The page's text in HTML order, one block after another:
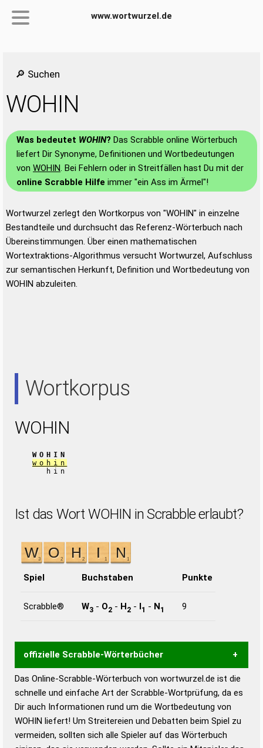
www.wortwurzel.de
🔎 Suchen
WOHIN
Was bedeutet WOHIN? Das Scrabble online Wörterbuch
liefert Dir Synonyme, Definitionen und Wortbedeutungen
von WOHIN. Bei Fehlern oder in Streitfällen hast Du mit der
online Scrabble Hilfe immer "ein Ass im Ärmel"!
Wortwurzel zerlegt den Wortkorpus von "WOHIN" in einzelne
Bestandteile und durchsucht das Referenz-Wörterbuch nach
Übereinstimmungen. Über einen mathematischen
Wortextraktions-Algorithmus versucht Wortwurzel, Aufschluss
zur semantischen Herkunft, Definition und Wortbedeutung von
WOHIN abzuleiten.
Wortkorpus
WOHIN
WOHIN
wohin
hin
Ist das Wort WOHIN in Scrabble erlaubt?
Spiel Buchstaben Punkte
Scrabble® W3 - O2 - H2 - I1 - N1 9
offizielle Scrabble-Wörterbücher
Wortwurzel liefert mit Hilfe eines semantischen
Wortanalyse-Algorithmus gute Anhaltspunkte zu
Wortbedeutung, Worttrennung und Wortform, um die
Gültigkeit eines Wortes für das Scrabble-Spiel zu
bestimmen!
zugelassene Turnier Scrabble-
Das Online-Scrabble-Wörterbuch von wortwurzel.de ist die
schnelle und einfache Art der Scrabble-Wortprüfung, da es
Dir auch Informationen rund um die Wortbedeutung von
WOHIN liefert! Um Streitereien und Debatten beim Spiel zu
vermeiden, sollten sich alle Spieler auf das Wörterbuch